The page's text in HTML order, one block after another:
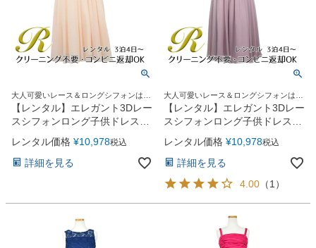
大人可愛いレース＆ロングシフォンはジ
ュニア＆レディースにも人気！
【レンタル】エレガント3Dレー
スシフォンロング子供ドレス
(CDC5006)シャンパン
レンタル価格 ¥10,978税込
詳細を見る
大人可愛いレース＆ロングシフォンはジ
ュニア＆レディースにも人気！
【レンタル】エレガント3Dレー
スシフォンロング子供ドレス
(CDC5006)ダスティピンク
レンタル価格 ¥10,978税込
詳細を見る
4.00 （1 ）